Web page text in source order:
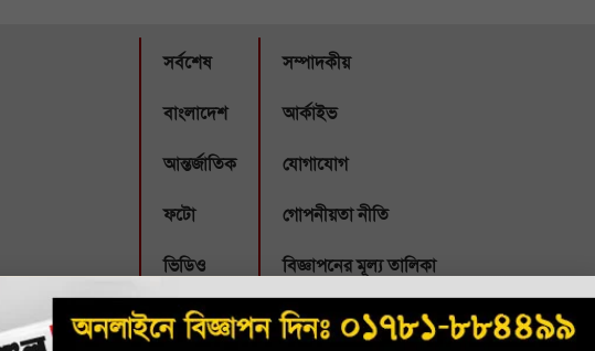
সর্বশেষ
বাংলাদেশ
আন্তর্জাতিক
ফটো
ভিডিও
সম্পাদকীয়
আর্কাইভ
যোগাযোগ
গোপনীয়তা নীতি
বিজ্ঞাপনের মূল্য তালিকা